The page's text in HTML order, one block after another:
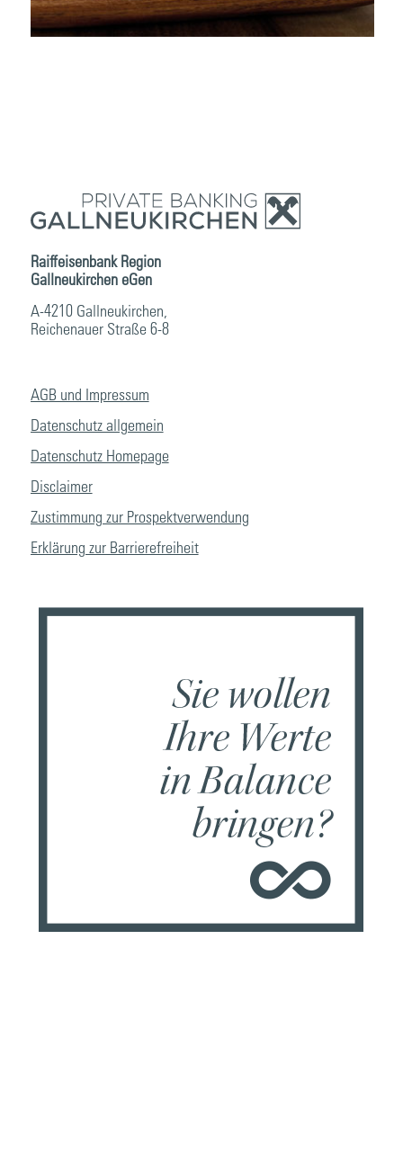
Raiffeisenbank Region
Gallneukirchen eGen
A-4210 Gallneukirchen,
Reichenauer Straße 6-8
AGB und Impressum
Datenschutz allgemein
Datenschutz Homepage
Disclaimer
Zustimmung zur Prospektverwendung
Erklärung zur Barrierefreiheit